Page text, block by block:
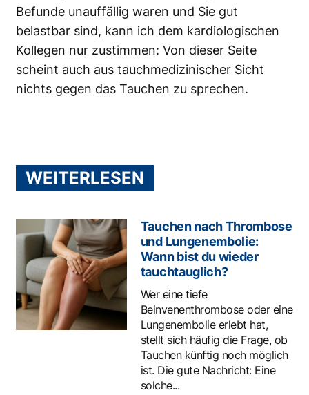
Befunde unauffällig waren und Sie gut
belastbar sind, kann ich dem kardiologischen
Kollegen nur zustimmen: Von dieser Seite
scheint auch aus tauchmedizinischer Sicht
nichts gegen das Tauchen zu sprechen.
WEITERLESEN
Tauchen nach Thrombose
und Lungenembolie:
Wann bist du wieder
tauchtauglich?
Wer eine tiefe
Beinvenenthrombose oder eine
Lungenembolie erlebt hat,
stellt sich häufig die Frage, ob
Tauchen künftig noch möglich
ist. Die gute Nachricht: Eine
solche...